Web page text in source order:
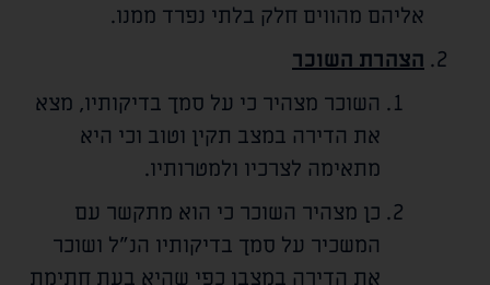
אליהם מהווים חלק בלתי נפרד ממנו.
הצהרת השוכר
השוכר מצהיר כי על סמך בדיקותיו, מצא
את הדירה במצב תקין וטוב וכי היא
מתאימה לצרכיו ולמטרותיו.
כן מצהיר השוכר כי הוא מתקשר עם
המשכיר על סמך בדיקותיו הנ"ל ושוכר
את הדירה במצבו כפי שהיא בעת חתימת